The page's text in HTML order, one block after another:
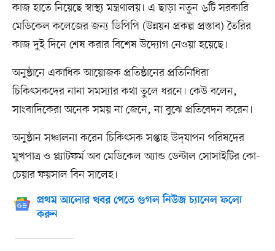
কাজ হাতে নিয়েছে স্বাস্থ্য মন্ত্রণালয়। এ ছাড়া নতুন ৬টি সরকারি
মেডিকেল কলেজের জন্য ডিপিপি (উন্নয়ন প্রকল্প প্রস্তাব) তৈরির
কাজ দুই দিনে শেষ করার বিশেষ উদ্যোগ নেওয়া হয়েছে।
অনুষ্ঠানে একাধিক আয়োজক প্রতিষ্ঠানের প্রতিনিধিরা
চিকিৎসকদের নানা সমস্যার কথা তুলে ধরনে। কেউ বলেন,
সাংবাদিকেরা অনেক সময় না জেনে, না বুঝে প্রতিবেদন করেন।
অনুষ্ঠান সঞ্চালনা করেন চিকিৎসক সপ্তাহ উদ্‌যাপন পরিষদের
মুখপাত্র ও প্ল্যাটফর্ম অব মেডিকেল অ্যান্ড ডেন্টাল সোসাইটির কো-
চেয়ার ফয়সাল বিন সালেহ।
প্রথম আলোর খবর পেতে গুগল নিউজ চ্যানেল ফলো
করুন